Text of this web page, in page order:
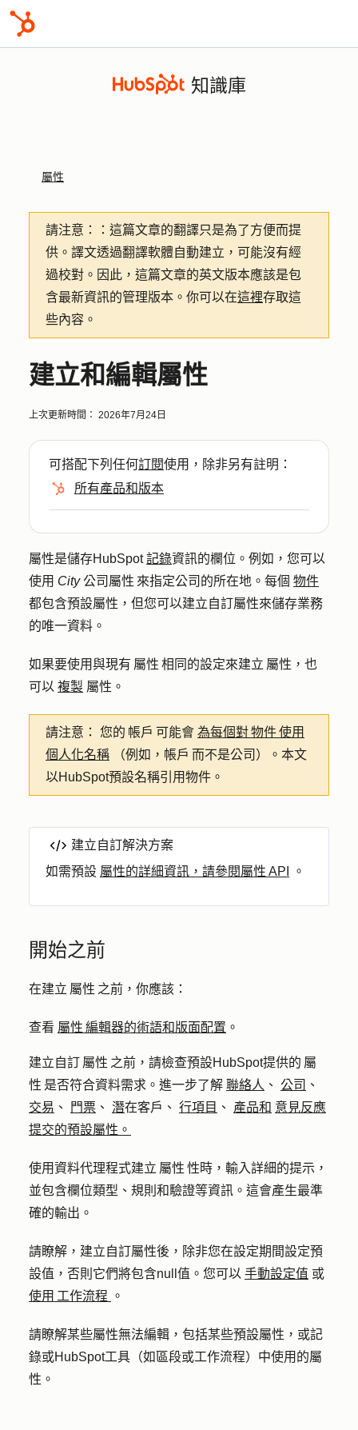
知識庫
屬性
請注意：
：這篇文章的翻譯只是為了方便而提
供。譯文透過翻譯軟體自動建立，可能沒有經
過校對。因此，這篇文章的英文版本應該是包
含最新資訊的管理版本。你可以在這裡存取這
些內容。
建立和編輯屬性
上次更新時間： 2026年7月24日
可搭配下列任何訂閱使用，除非另有註明：
所有產品和版本
屬性是儲存HubSpot記錄資訊的欄位。例如，您可以
使用 City公司屬性 來指定公司的所在地。每個 物件
都包含預設屬性，但您可以建立自訂屬性來儲存業務
的唯一資料。
如果要使用與現有 屬性 相同的設定來建立 屬性，也
可以 複製 屬性。
請注意： 您的 帳戶 可能會 為每個對 物件 使用
個人化名稱 （例如，帳戶 而不是公司）。本文
以HubSpot預設名稱引用物件。
建立自訂解決方案
如需預設 屬性的詳細資訊，請參閱屬性 API 。
開始之前
在建立 屬性 之前，你應該：
查看 屬性 編輯器的術語和版面配置 。
建立自訂 屬性 之前，請檢查預設HubSpot提供的 屬
性 是否符合資料需求。進一步了解 聯絡人 、 公司 、
交易 、 門票 、 潛在客戶、 行項目 、 產品和 意見反應
提交的預設屬性。
使用資料代理程式建立 屬性 性時，輸入詳細的提示，
並包含欄位類型、規則和驗證等資訊。這會產生最準
確的輸出。
請瞭解，建立自訂屬性後，除非您在設定期間設定預
設值，否則它們將包含null值。您可以 手動設定值 或
使用 工作流程 。
請瞭解某些屬性無法編輯，包括某些預設屬性，或記
錄或HubSpot工具（如區段或工作流程）中使用的屬
性。